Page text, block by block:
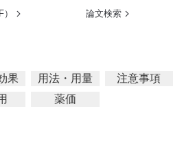
論文検索
果 用法・用量
注意事項
薬価